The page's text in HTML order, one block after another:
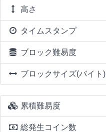
高さ
タイムスタンプ
ブロック難易度
ブロックサイズ(バイト)
累積難易度
総発生コイン数